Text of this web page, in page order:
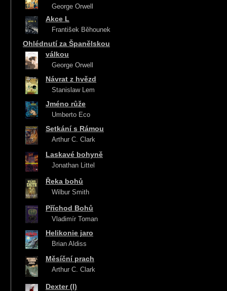
George Orwell
Akce L
František Běhounek
Ohlédnutí za Španělskou
válkou
George Orwell
Návrat z hvězd
Stanislaw Lem
Jméno růže
Umberto Eco
Setkání s Rámou
Arthur C. Clark
Laskavé bohyně
Jonathan Littel
Řeka bohů
Wilbur Smith
Příchod Bohů
Vladimír Toman
Helikonie jaro
Brian Aldiss
Měsíční prach
Arthur C. Clark
Dexter (I)